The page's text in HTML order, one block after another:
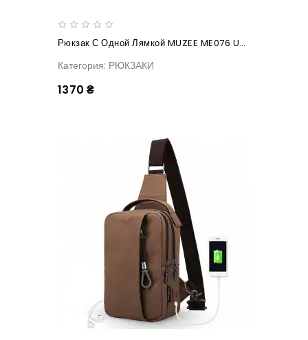
Рюкзак С Одной Лямкой MUZEE ME076 USB-Dark Blue
Категория: РЮКЗАКИ
1370 ₴